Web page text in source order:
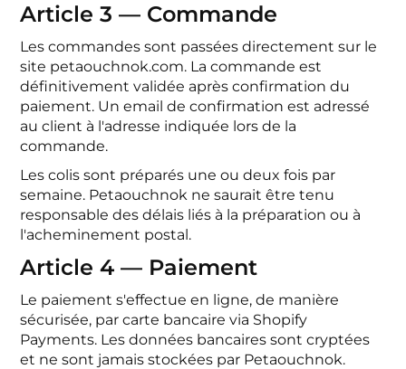
Article 3 — Commande
Les commandes sont passées directement sur le
site petaouchnok.com. La commande est
définitivement validée après confirmation du
paiement. Un email de confirmation est adressé
au client à l'adresse indiquée lors de la
commande.
Les colis sont préparés une ou deux fois par
semaine. Petaouchnok ne saurait être tenu
responsable des délais liés à la préparation ou à
l'acheminement postal.
Article 4 — Paiement
Le paiement s'effectue en ligne, de manière
sécurisée, par carte bancaire via Shopify
Payments. Les données bancaires sont cryptées
et ne sont jamais stockées par Petaouchnok.